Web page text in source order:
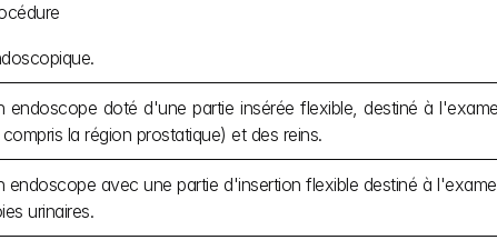
endoscope doté d'une partie insérée flexible, destiné à
la région prostatique) et des reins.
endoscope avec une partie d'insertion flexible destiné à
urinaires.